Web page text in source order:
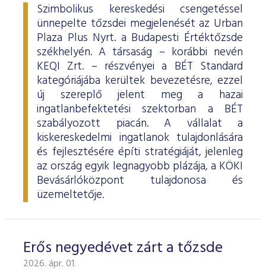
Szimbolikus kereskedési csengetéssel
ünnepelte tőzsdei megjelenését az Urban
Plaza Plus Nyrt. a Budapesti Értéktőzsde
székhelyén. A társaság – korábbi nevén
KEQI Zrt. – részvényei a BÉT Standard
kategóriájába kerültek bevezetésre, ezzel
új szereplő jelent meg a hazai
ingatlanbefektetési szektorban a BÉT
szabályozott piacán. A vállalat a
kiskereskedelmi ingatlanok tulajdonlására
és fejlesztésére építi stratégiáját, jelenleg
az ország egyik legnagyobb plázája, a KÖKI
Bevásárlóközpont tulajdonosa és
üzemeltetője.
Erős negyedévet zárt a tőzsde
2026. ápr. 01.